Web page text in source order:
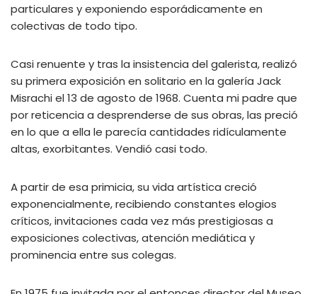
particulares y exponiendo esporádicamente en
colectivas de todo tipo.
Casi renuente y tras la insistencia del galerista, realizó
su primera exposición en solitario en la galería Jack
Misrachi el 13 de agosto de 1968. Cuenta mi padre que
por reticencia a desprenderse de sus obras, las preció
en lo que a ella le parecía cantidades ridículamente
altas, exorbitantes. Vendió casi todo.
A partir de esa primicia, su vida artística creció
exponencialmente, recibiendo constantes elogios
críticos, invitaciones cada vez más prestigiosas a
exposiciones colectivas, atención mediática y
prominencia entre sus colegas.